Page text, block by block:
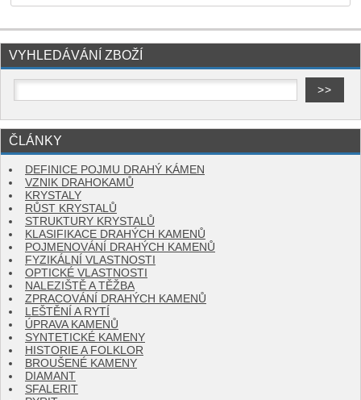
VYHLEDÁVÁNÍ ZBOŽÍ
ČLÁNKY
DEFINICE POJMU DRAHÝ KÁMEN
VZNIK DRAHOKAMŮ
KRYSTALY
RŮST KRYSTALŮ
STRUKTURY KRYSTALŮ
KLASIFIKACE DRAHÝCH KAMENŮ
POJMENOVÁNÍ DRAHÝCH KAMENŮ
FYZIKÁLNÍ VLASTNOSTI
OPTICKÉ VLASTNOSTI
NALEZIŠTĚ A TĚŽBA
ZPRACOVÁNÍ DRAHÝCH KAMENŮ
LEŠTĚNÍ A RYTÍ
ÚPRAVA KAMENŮ
SYNTETICKÉ KAMENY
HISTORIE A FOLKLOR
BROUŠENÉ KAMENY
DIAMANT
SFALERIT